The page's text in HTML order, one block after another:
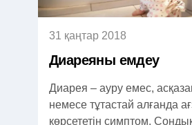
31 қаңтар 2018
Диареяны емдеу
Диарея – ауру емес,
немесе тұтастай алғанда
көрсететін симптом.